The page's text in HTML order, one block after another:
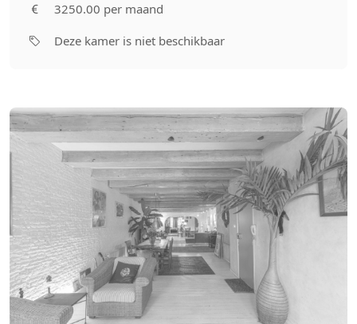
3250.00 per maand
Deze kamer is niet beschikbaar